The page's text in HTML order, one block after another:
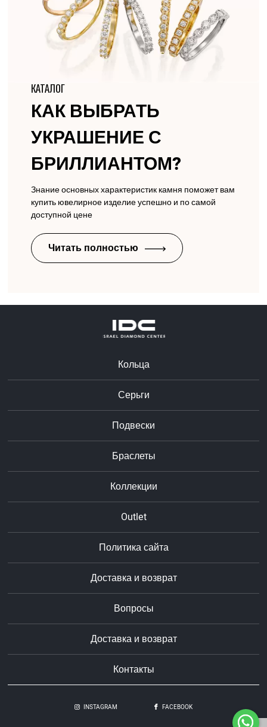
КАТАЛОГ
КАК ВЫБРАТЬ
УКРАШЕНИЕ С
БРИЛЛИАНТОМ?
Знание основных характеристик камня поможет вам
купить ювелирное изделие успешно и по самой
доступной цене
Читать полностью
Кольца
Серьги
Подвески
Браслеты
Коллекции
Outlet
Политика сайта
Доставка и возврат
Вопросы
Доставка и возврат
Контакты
INSTAGRAM FACEBOOK